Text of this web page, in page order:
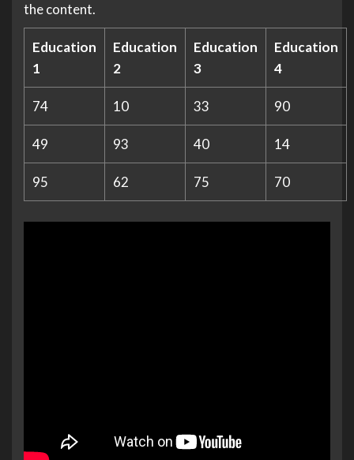
the content.
Education
1
Education
2
Education
3
Education
4
74 10 33 90
49 93 40 14
95 62 75 70